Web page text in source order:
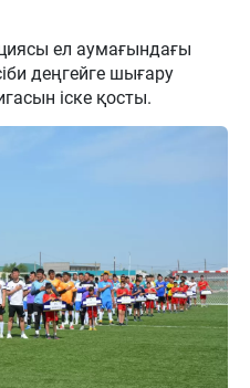
ел аумағындағы
деңгейге шығару
іске қосты.